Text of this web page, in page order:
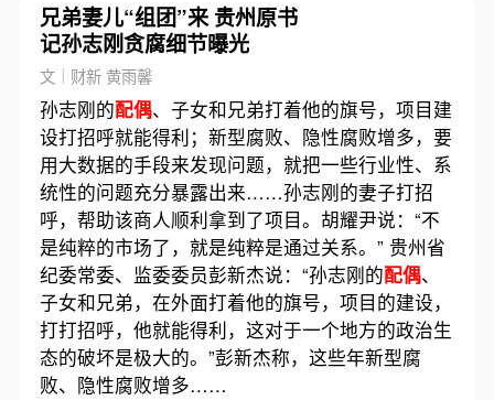
兄弟妻儿“组团”来 贵州原书
记孙志刚贪腐细节曝光
文｜财新 黄雨馨
孙志刚的配偶、子女和兄弟打着他的旗号，项目建
设打招呼就能得利；新型腐败、隐性腐败增多，要
用大数据的手段来发现问题，就把一些行业性、系
统性的问题充分暴露出来……孙志刚的妻子打招
呼，帮助该商人顺利拿到了项目。胡耀尹说：“不
是纯粹的市场了，就是纯粹是通过关系。” 贵州省
纪委常委、监委委员彭新杰说：“孙志刚的配偶、
子女和兄弟，在外面打着他的旗号，项目的建设，
打打招呼，他就能得利，这对于一个地方的政治生
态的破坏是极大的。”彭新杰称，这些年新型腐
败、隐性腐败增多……